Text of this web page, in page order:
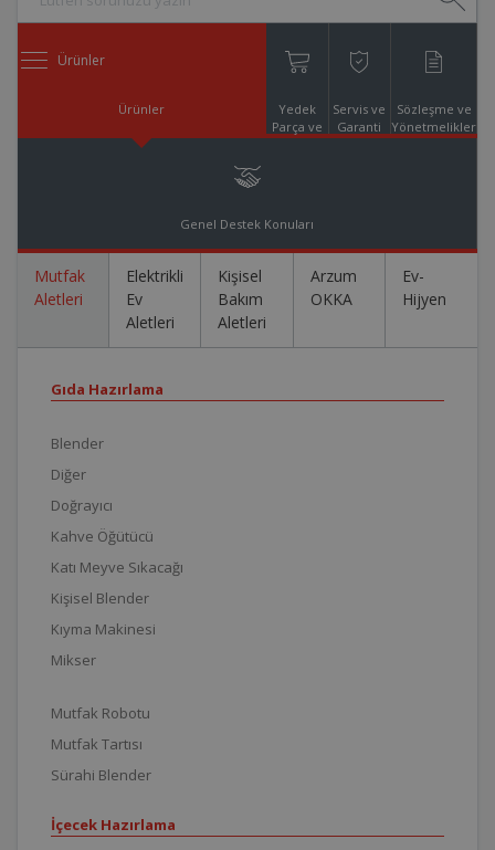
Ürünler
Ürünler
Yedek
Parça ve
Servis ve
Garanti
Sözleşme ve
Yönetmelikler
Genel Destek Konuları
Mutfak
Aletleri
Elektrikli
Ev
Aletleri
Kişisel
Bakım
Aletleri
Arzum
OKKA
Ev-
Hijyen
Gıda Hazırlama
Blender
Diğer
Doğrayıcı
Kahve Öğütücü
Katı Meyve Sıkacağı
Kişisel Blender
Kıyma Makinesi
Mikser
Mutfak Robotu
Mutfak Tartısı
Sürahi Blender
İçecek Hazırlama